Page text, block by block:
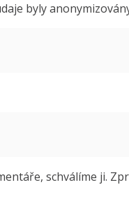
byly
schválíme ji.